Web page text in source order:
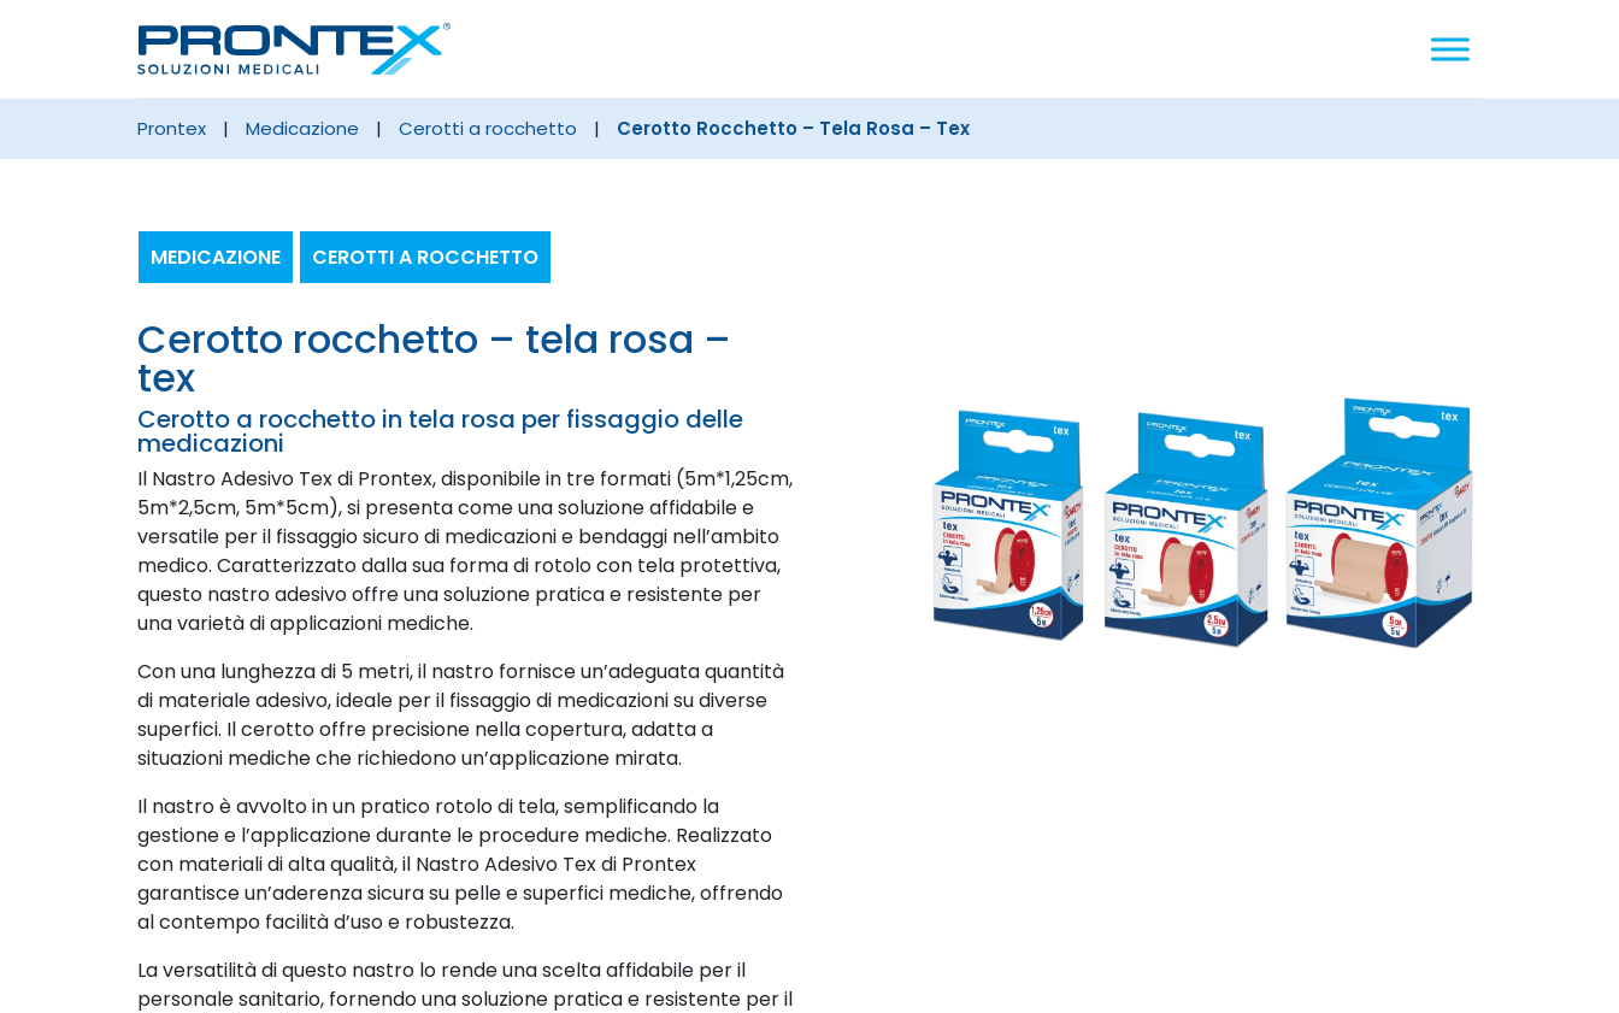
sito
prontex | medicazione | cerotti a rocchetto | Cerotto Rocchetto – Tela Rosa – Tex
MEDICAZIONE CEROTTI A ROCCHETTO
cerotto rocchetto – tela rosa –
tex
Cerotto a rocchetto in tela rosa per fissaggio delle
medicazioni
Il Nastro Adesivo Tex di Prontex, disponibile in tre formati (5m*1,25cm,
5m*2,5cm, 5m*5cm), si presenta come una soluzione affidabile e
versatile per il fissaggio sicuro di medicazioni e bendaggi nell’ambito
medico. Caratterizzato dalla sua forma di rotolo con tela protettiva,
questo nastro adesivo offre una soluzione pratica e resistente per
una varietà di applicazioni mediche.
Con una lunghezza di 5 metri, il nastro fornisce un’adeguata quantità
di materiale adesivo, ideale per il fissaggio di medicazioni su diverse
superfici. Il cerotto offre precisione nella copertura, adatta a
situazioni mediche che richiedono un’applicazione mirata.
Il nastro è avvolto in un pratico rotolo di tela, semplificando la
gestione e l’applicazione durante le procedure mediche. Realizzato
con materiali di alta qualità, il Nastro Adesivo Tex di Prontex
garantisce un’aderenza sicura su pelle e superfici mediche, offrendo
al contempo facilità d’uso e robustezza.
La versatilità di questo nastro lo rende una scelta affidabile per il
personale sanitario, fornendo una soluzione pratica e resistente per il